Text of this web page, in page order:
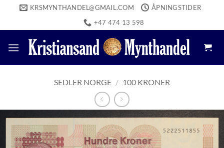
content
KRSMYNTHANDEL@GMAIL.COM
ÅPNINGSTIDER
+47 474 13 598
SEDLER NORGE / 100 KRONER